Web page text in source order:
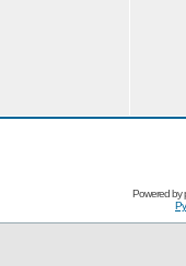
Powered by